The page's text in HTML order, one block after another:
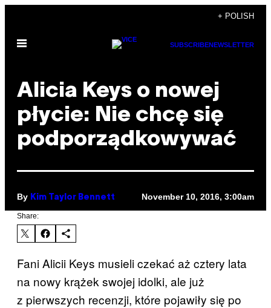
content
+ POLISH
Open
SUBSCRIBENEWSLETTER
Alicia Keys o nowej
płycie: Nie chcę się
podporządkowywać
By Kim Taylor Bennett November 10, 2016, 3:00am
Share:
​Fani Alicii Keys musieli czekać aż cztery lata
na nowy krążek swojej idolki, ale już
z pierwszych recenzji, które pojawiły się po